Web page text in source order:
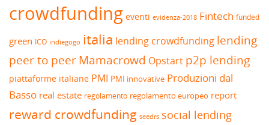
crowdfunding eventi evidenza-2018 Fintech funded
green ICO indiegogo italia lending crowdfunding lending
peer to peerMamacrowd Opstart p2p lending
piattaforme italiane PMI PMI innovative Produzioni dal
Basso real estate regolamento regolamento europeo report
reward crowdfunding seedrs social lending